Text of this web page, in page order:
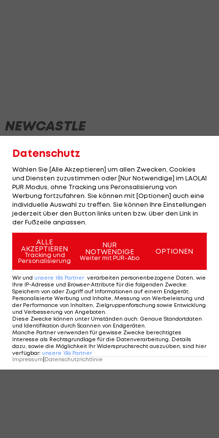
NEWCASTLE
Datenschutz
Wählen Sie [Alle Akzeptieren] um allen Zwecken, Cookies
und Diensten zuzustimmen oder [Nur Notwendige] im LAOLA1
PUR Modus, ohne Tracking uns Peronsalisierung von
Werbung fortzufahren. Sie können mit [Optionen] auch eine
individuelle Auswahl zu treffen. Sie können Ihre Einstellungen
jederzeit über den Button links unten bzw. über den Link in
der Fußzeile anpassen.
ALLE
AKZEPTIEREN
Tracking und
Personalisierung
NUR
NOTWENDIGE
Weiter mit PUR-Abo
OPTIONEN
Wir und unsere 186 Partner verarbeiten personenbezogene Daten, wie
Ihre IP-Adresse und Browser-Attribute für die folgenden Zwecke:
Speichern von oder Zugriff auf Informationen auf einem Endgerät;
Personalisierte Werbung und Inhalte, Messung von Werbeleistung und
der Performance von Inhalten, Zielgruppenforschung sowie Entwicklung
und Verbesserung von Angeboten.
Diese Zwecke können unter Umständen auch: Genaue Standortdaten
und Identifikation durch Scannen von Endgeräten.
Manche Partner verwenden für gewisse Zwecke berechtigtes
Interesse als Rechtsgrundlage für die Datenverarbeitung. Details
dazu, sowie die Möglichkeit Ihr Widerspruchsrecht auszuüben, sind hier
verfügbar: unsere 186 Partner
Impressum Datenschutzrichtlinie